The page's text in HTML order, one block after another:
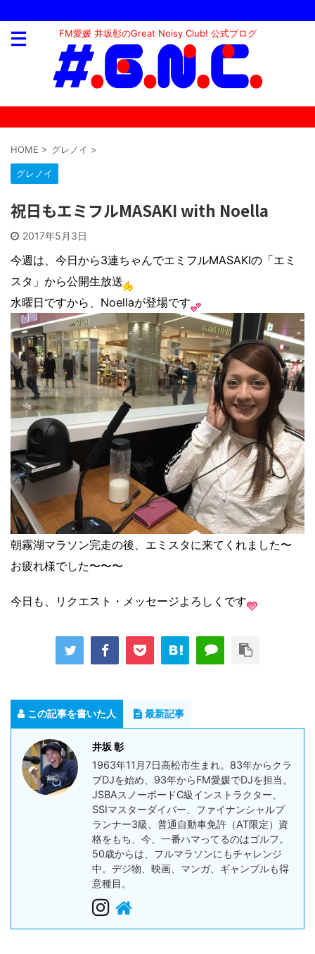
FM愛媛 井坂彰のGreat Noisy Club! 公式ブログ
HOME > グレノイ >
グレノイ
祝日もエミフルMASAKI with Noella
2017年5月3日
今週は、今日から3連ちゃんでエミフルMASAKIの「エミ
スタ」から公開生放送
水曜日ですから、Noellaが登場です
朝霧湖マラソン完走の後、エミスタに来てくれました〜
お疲れ様でした〜〜〜
今日も、リクエスト・メッセージよろしくです
この記事を書いた人 最新記事
井坂 彰
1963年11月7日高松市生まれ。83年からクラ
ブDJを始め、93年からFM愛媛でDJを担当。
JSBAスノーボードC級インストラクター、
SSIマスターダイバー、ファイナンシャルプ
ランナー3級、普通自動車免許（AT限定）資
格をもち、今、一番ハマってるのはゴルフ。
50歳からは、フルマラソンにもチャレンジ
中。デジ物、映画、マンガ、ギャンブルも得
意種目。